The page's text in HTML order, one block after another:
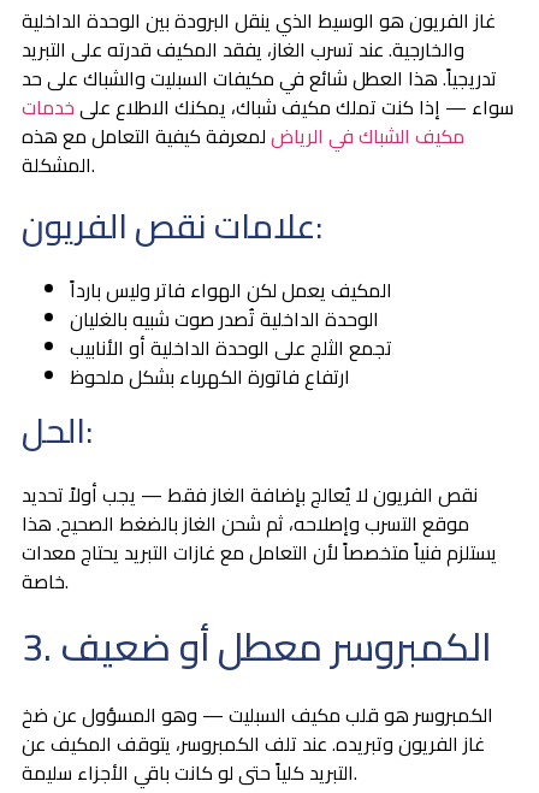
غاز الفريون هو الوسيط الذي ينقل البرودة بين الوحدة الداخلية
والخارجية. عند تسرب الغاز، يفقد المكيف قدرته على التبريد
تدريجياً. هذا العطل شائع في مكيفات السبليت والشباك على حد
سواء — إذا كنت تملك مكيف شباك، يمكنك الاطلاع علىخدمات
مكيف الشباك في الرياضلمعرفة كيفية التعامل مع هذه
المشكلة.
علامات نقص الفريون:
المكيف يعمل لكن الهواء فاتر وليس بارداً
الوحدة الداخلية تُصدر صوت شبيه بالغليان
تجمع الثلج على الوحدة الداخلية أو الأنابيب
ارتفاع فاتورة الكهرباء بشكل ملحوظ
الحل:
نقص الفريون لا يُعالج بإضافة الغاز فقط — يجب أولاً تحديد
موقع التسرب وإصلاحه، ثم شحن الغاز بالضغط الصحيح. هذا
يستلزم فنياً متخصصاً لأن التعامل مع غازات التبريد يحتاج معدات
خاصة.
3. الكمبروسر معطل أو ضعيف
الكمبروسر هو قلب مكيف السبليت — وهو المسؤول عن ضخ
غاز الفريون وتبريده. عند تلف الكمبروسر، يتوقف المكيف عن
التبريد كلياً حتى لو كانت باقي الأجزاء سليمة.